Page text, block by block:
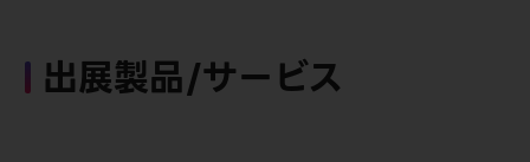
出展製品/サービス